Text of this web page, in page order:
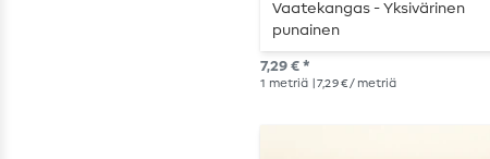
Vaatekangas - Yksivärinen
punainen
7,29 € *
1 metriä | 7,29 € / metriä